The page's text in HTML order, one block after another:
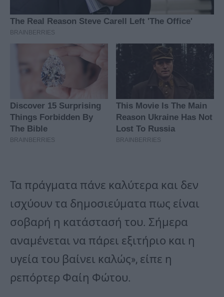
Τα πράγματα πάνε καλύτερα και δεν
ισχύουν τα δημοσιεύματα πως είναι
σοβαρή η κατάστασή του. Σήμερα
αναμένεται να πάρει εξιτήριο και η
υγεία του βαίνει καλώς», είπε η
ρεπόρτερ Φαίη Φώτου.